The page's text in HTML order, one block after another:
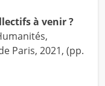
à venir ?
Paris, 2021, (pp.